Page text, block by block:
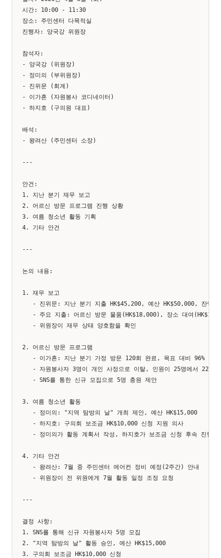
시간: 10:00 - 11:30
장소: 주민센터 다목적실
진행자: 양국강 위원장
참석자:
- 양국강 (위원장)
- 정미의 (부위원장)
- 진위문 (회계)
- 이가흔 (자원봉사 코디네이터)
- 하지호 (구의원 대표)
배석:
- 왕려산 (주민센터 소장)
---
안건:
1. 지난 분기 재무 보고
2. 어르신 방문 프로그램 진행 상황
3. 여름 청소년 활동 기획
4. 기타 안건
---
논의 내용:
1. 재무 보고
- 진위문: 지난 분기 지출 HK$45,200, 예산 HK$50,000, 잔액
- 주요 지출: 어르신 방문 물품(HK$18,000), 장소 대여
   - 위원장이 재무 상태 양호함을 확인
2. 어르신 방문 프로그램
   - 이가흔: 지난 분기 가정 방문 120회 완료, 목표 대비 96% 달성
- 자원봉사자 3명이 개인 사정으로 이탈, 인원이 25명에서 22명
   - SNS를 통한 신규 모집으로 5명 충원 제안
3. 여름 청소년 활동
   - 정미의: "지역 탐방의 날" 개최 제안, 예산 HK$15,000
   - 하지호: 구의회 보조금 HK$10,000 신청 지원 의사
- 정미의가 활동 계획서 작성, 하지호가 보조금 신청 후속 진행으
4. 기타 안건
   - 왕려산: 7월 중 주민센터 에어컨 정비 예정(2주간) 안내
   - 위원장이 전 위원에게 7월 활동 일정 조정 요청
---
결정 사항:
1. SNS를 통해 신규 자원봉사자 5명 모집
2. "지역 탐방의 날" 활동 승인, 예산 HK$15,000
3. 구의회 보조금 HK$10,000 신청